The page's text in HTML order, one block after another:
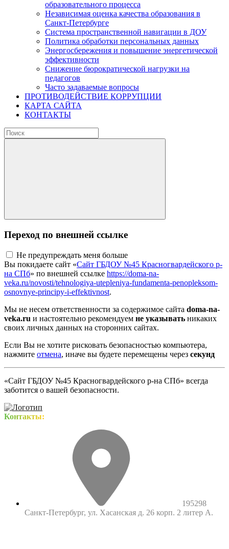
образовательного процесса
Независимая оценка качества образования в
Санкт-Петербурге
Система пространственной навигации в ДОУ
Политика обработки персональных данных
Энергосбережения и повышение энергетической
эффективности
Снижение бюрократической нагрузки на
педагогов
Часто задаваемые вопросы
ПРОТИВОДЕЙСТВИЕ КОРРУПЦИИ
КАРТА САЙТА
КОНТАКТЫ
Переход по внешней ссылке
Не предупреждать меня больше
Вы покидаете сайт «Сайт ГБДОУ №45 Красногвардейского р-
на СПб» по внешней ссылке https://doma-na-
veka.ru/novosti/tehnologiya-utepleniya-fundamenta-penopleksom-
osnovnye-principy-i-effektivnost.
Мы не несем ответственности за содержимое сайта doma-na-
veka.ru и настоятельно рекомендуем не указывать никаких
своих личных данных на сторонних сайтах.
Если Вы не хотите рисковать безопасностью компьютера,
нажмите отмена, иначе вы будете перемещены через секунд
«Сайт ГБДОУ №45 Красногвардейского р-на СПб» всегда
заботится о вашей безопасности.
Контакты:
195298
Санкт-Петербург, ул. Хасанская д. 26 корп. 2 литер А.